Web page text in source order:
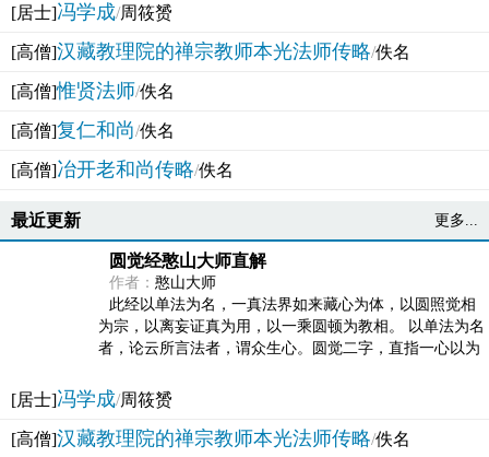
[居士]冯学成/周筱赟
[高僧]汉藏教理院的禅宗教师本光法师传略/佚名
[高僧]惟贤法师/佚名
[高僧]复仁和尚/佚名
[高僧]冶开老和尚传略/佚名
最近更新 更多...
圆觉经憨山大师直解
作者： 憨山大师
此经以单法为名，一真法界如来藏心为体，以圆照觉相
为宗，以离妄证真为用，以一乘圆顿为教相。 以单法为名
者，论云所言法者，谓众生心。圆觉二字，直指一心以为
[居士]冯学成/周筱赟
[高僧]汉藏教理院的禅宗教师本光法师传略/佚名